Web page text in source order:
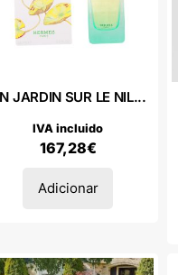
JARDIN SUR LE NIL...
167,28€
IVA incluido
Adicionar